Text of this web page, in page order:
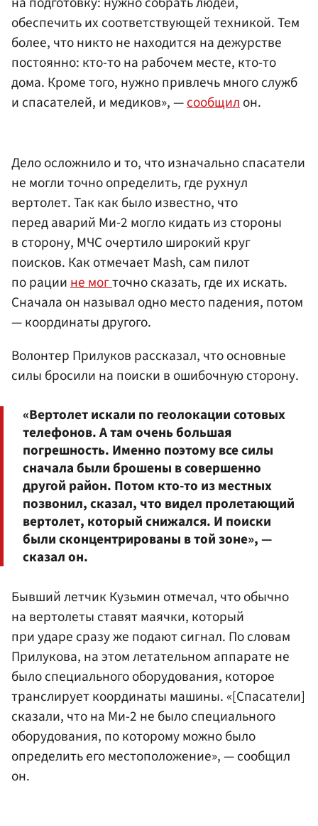
обеспечить их соответствующей техникой. Тем
более, что никто не находится на дежурстве
постоянно: кто-то на рабочем месте, кто-то
дома. Кроме того, нужно привлечь много служб
и спасателей, и медиков», —сообщил он.
Дело осложнило и то, что изначально спасатели
не могли точно определить, где рухнул
вертолет. Так как было известно, что
перед аварий Ми-2 могло кидать из стороны
в сторону, МЧС очертило широкий круг
поисков. Как отмечает Mash, сам пилот
по рациине могточно сказать, где их искать.
Сначала он называл одно место падения, потом
— координаты другого.
Волонтер Прилуков рассказал, что основные
силы бросили на поиски в ошибочную сторону.
«Вертолет искали по геолокации сотовых
телефонов. А там очень большая
погрешность. Именно поэтому все силы
сначала были брошены в совершенно
другой район. Потом кто-то из местных
позвонил, сказал, что видел пролетающий
вертолет, который снижался. И поиски
были сконцентрированы в той зоне», —
сказал он.
Бывший летчик Кузьмин отмечал, что обычно
на вертолеты ставят маячки, который
при ударе сразу же подают сигнал. По словам
Прилукова, на этом летательном аппарате не
было специального оборудования, которое
транслирует координаты машины. «[Спасатели]
сказали, что на Ми-2 не было специального
оборудования, по которому можно было
определить его местоположение», — сообщил
он.